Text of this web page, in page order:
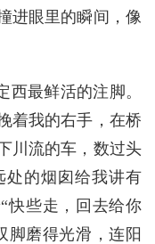
进眼里的瞬间，像
最鲜活的注脚。
着我的右手，在桥
川流的车，数过头
处的烟囱给我讲有
快些走，回去给你
脚磨得光滑，连阳